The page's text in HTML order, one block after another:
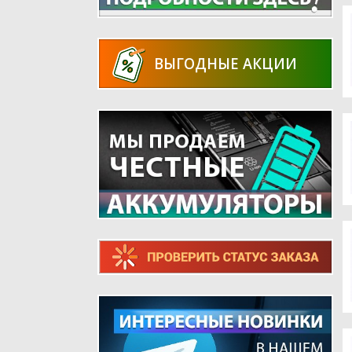
ВЫГОДНЫЕ АКЦИИ